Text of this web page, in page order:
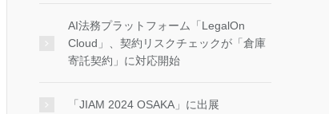
AI法務プラットフォーム「LegalOn
Cloud」、契約リスクチェックが「倉庫
寄託契約」に対応開始
「JIAM 2024 OSAKA」に出展